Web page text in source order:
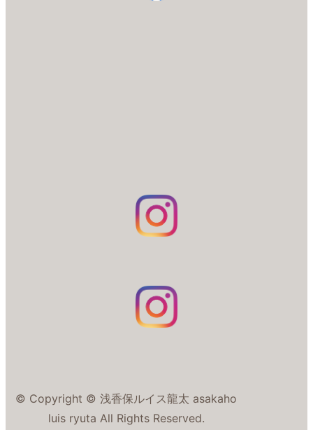
© Copyright © 浅香保ルイス龍太 asakaho
luis ryuta All Rights Reserved.